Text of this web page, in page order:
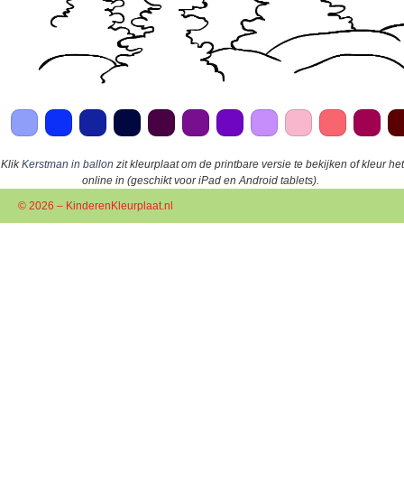
KlikKerstman in ballon zit kleurplaat om de printbare versie te bekijken of kleur het
online in (geschikt voor iPad en Android tablets).
© 2026 – KinderenKleurplaat.nl